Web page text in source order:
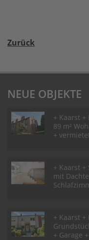
Zurück
NEUE OBJEKTE
+ Kaarst +
89 m²
+
+ Kaarst
mit
+ Kaarst +
+ Garage +